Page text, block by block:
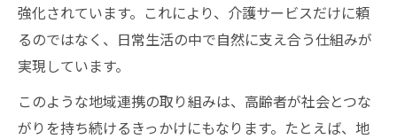
強化されています。これにより、介護サービスだけに頼
るのではなく、日常生活の中で自然に支え合う仕組みが
実現しています。
このような地域連携の取り組みは、高齢者が社会とつな
がりを持ち続けるきっかけにもなります。たとえば、地